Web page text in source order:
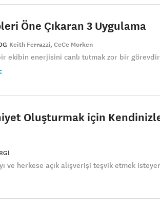
Öne Çıkaran 3 Uygulama
Keith Ferrazzi CeCe Morken
bir ekibin enerjisini canlı tutmak zor bir
Oluşturmak için
ve herkese açık alışverişi teşvik etmek